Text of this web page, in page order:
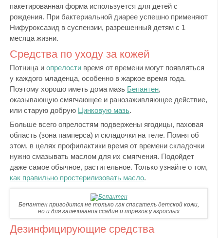
пакетированная форма используется для детей с
рождения. При бактериальной диарее успешно применяют
Нифуроксазид в суспензии, разрешенный детям с 1
месяца жизни.
Средства по уходу за кожей
Потница и опрелости время от времени могут появляться
у каждого младенца, особенно в жаркое время года.
Поэтому хорошо иметь дома мазь Бепантен,
оказывающую смягчающее и ранозаживляющее действие,
или старую добрую Цинковую мазь.
Больше всего опрелостям подвержены ягодицы, паховая
область (зона памперса) и складочки на теле. Помня об
этом, в целях профилактики время от времени складочки
нужно смазывать маслом для их смягчения. Подойдет
даже самое обычное, растительное. Только узнайте о том,
как правильно простерилизовать масло.
Бепантен пригодится не только как спасатель детской кожи,
но и для залечивания ссадин и порезов у взрослых
Дезинфицирующие средства